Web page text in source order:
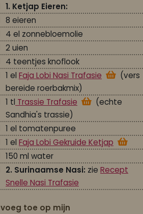
1. Ketjap Eieren:
8 eieren
4 el zonnebloemolie
2 uien
4 teentjes knoflook
1 el Faja Lobi Nasi Trafasie
(vers
bereide roerbakmix)
1 tl Trassie Trafasie
(echte
Sandhia's trassie)
1 el tomatenpuree
1 el Faja Lobi Gekruide Ketjap
150 ml water
2. Surinaamse Nasi: zie Recept
Snelle Nasi Trafasie
voeg toe op mijn